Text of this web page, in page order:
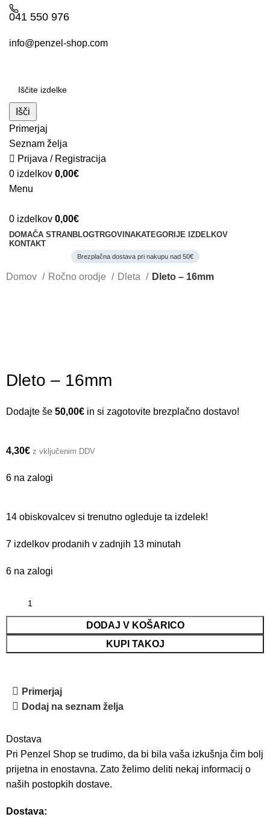
041 550 976
info@penzel-shop.com
Išči
Primerjaj
Seznam želja
Prijava / Registracija
0 izdelkov 0,00€
Menu
0 izdelkov 0,00€
DOMAČA STRAN BLOGTRGOVINAKATEGORIJE IZDELKOV
KONTAKT
Brezplačna dostava pri nakupu nad 50€
Domov Ročno orodje Dleta Dleto – 16mm
Dleto – 16mm
Dodajte še50,00€ in si zagotovite brezplačno dostavo!
4,30€ z vključenim DDV
6 na zalogi
14 obiskovalcev si trenutno ogleduje ta izdelek!
7 izdelkov prodanih v zadnjih 13 minutah
6 na zalogi
DODAJ V KOŠARICO
KUPI TAKOJ
Primerjaj
Dodaj na seznam želja
Dostava
Pri Penzel Shop se trudimo, da bi bila vaša izkušnja čim bolj
prijetna in enostavna. Zato želimo deliti nekaj informacij o
naših postopkih dostave.
Dostava: